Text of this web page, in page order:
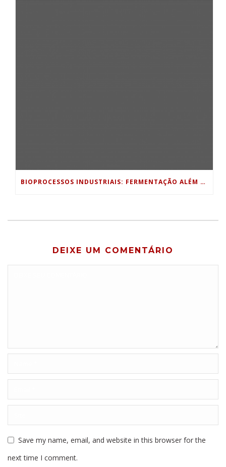
BIOPROCESSOS INDUSTRIAIS: FERMENTAÇÃO ALÉM DA INDÚSTRIA ALIMENTÍCIA
DEIXE UM COMENTÁRIO
Save my name, email, and website in this browser for the
next time I comment.